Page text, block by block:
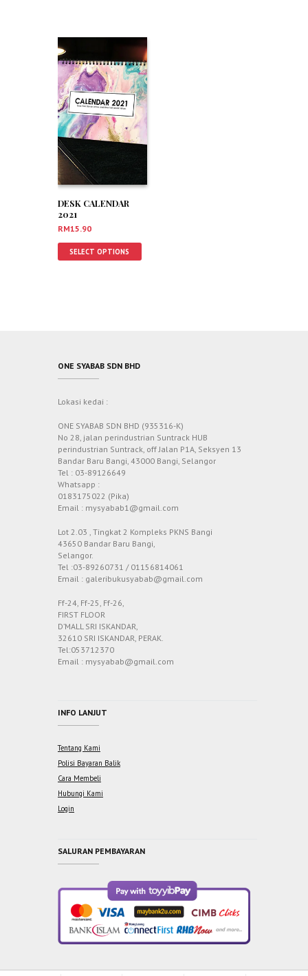
DESK CALENDAR
2021
RM15.90
SELECT OPTIONS
ONE SYABAB SDN BHD
Lokasi kedai :
ONE SYABAB SDN BHD (935316-K)
No 28, jalan perindustrian Suntrack HUB
perindustrian Suntrack, off Jalan P1A, Seksyen 13
Bandar Baru Bangi, 43000 Bangi, Selangor
Tel : 03-89126649
Whatsapp :
0183175022 (Pika)
Email : mysyabab1@gmail.com
Lot 2.03 , Tingkat 2 Kompleks PKNS Bangi
43650 Bandar Baru Bangi,
Selangor.
Tel :03-89260731 / 01156814061
Email : galeribukusyabab@gmail.com
Ff-24, Ff-25, Ff-26,
FIRST FLOOR
D’MALL SRI ISKANDAR,
32610 SRI ISKANDAR, PERAK.
Tel:053712370
Email : mysyabab@gmail.com
INFO LANJUT
Tentang Kami
Polisi Bayaran Balik
Cara Membeli
Hubungi Kami
Login
SALURAN PEMBAYARAN